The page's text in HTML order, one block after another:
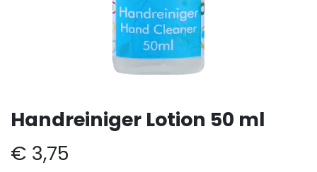
Handreiniger Lotion 50 ml
€ 3,75